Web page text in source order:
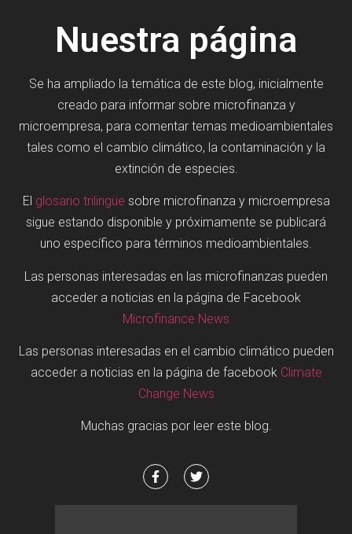
Nuestra página
Se ha ampliado la temática de este blog, inicialmente
creado para informar sobre microfinanza y
microempresa, para comentar temas medioambientales
tales como el cambio climático, la contaminación y la
extinción de especies.
El glosario trilingüe sobre microfinanza y microempresa
sigue estando disponible y próximamente se publicará
uno específico para términos medioambientales.
Las personas interesadas en las microfinanzas pueden
acceder a noticias en la página de Facebook
Microfinance News
Las personas interesadas en el cambio climático pueden
acceder a noticias en la página de facebook Climate
Change News
Muchas gracias por leer este blog.